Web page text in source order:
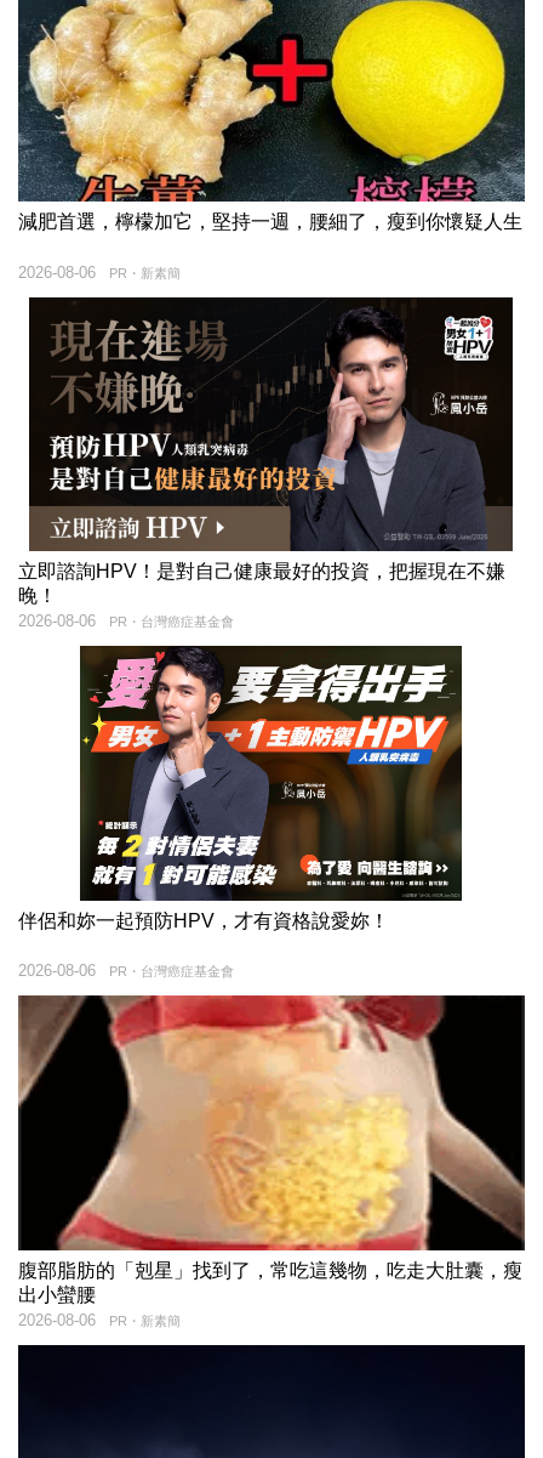
減肥首選，檸檬加它，堅持一週，腰細了，瘦到你懷疑人生
PR・新素簡
2026-08-06
立即諮詢HPV！是對自己健康最好的投資，把握現在不嫌
晚！
PR・台灣癌症基金會
2026-08-06
伴侶和妳一起預防HPV，才有資格說愛妳！
PR・台灣癌症基金會
2026-08-06
腹部脂肪的「剋星」找到了，常吃這幾物，吃走大肚囊，瘦
出小蠻腰
PR・新素簡
2026-08-06